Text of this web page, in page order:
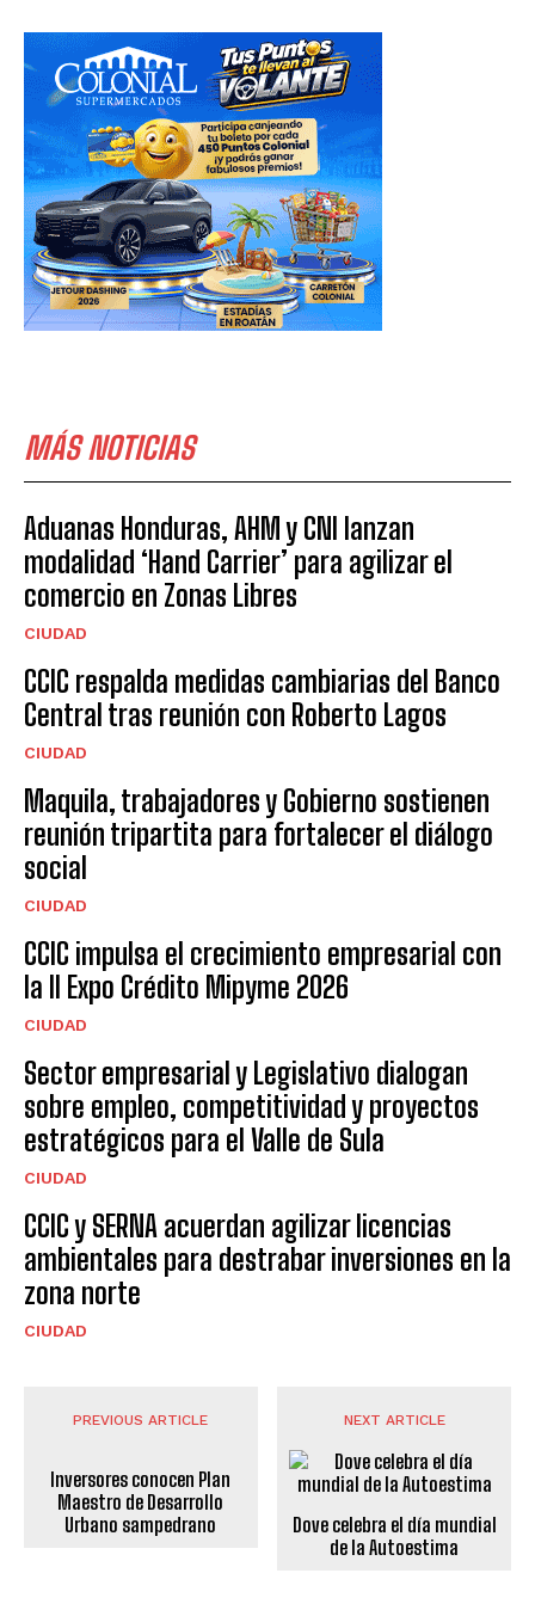
MÁS NOTICIAS
Aduanas Honduras, AHM y CNI lanzan
modalidad ‘Hand Carrier’ para agilizar el
comercio en Zonas Libres
CIUDAD
CCIC respalda medidas cambiarias del Banco
Central tras reunión con Roberto Lagos
CIUDAD
Maquila, trabajadores y Gobierno sostienen
reunión tripartita para fortalecer el diálogo
social
CIUDAD
CCIC impulsa el crecimiento empresarial con
la II Expo Crédito Mipyme 2026
CIUDAD
Sector empresarial y Legislativo dialogan
sobre empleo, competitividad y proyectos
estratégicos para el Valle de Sula
CIUDAD
CCIC y SERNA acuerdan agilizar licencias
ambientales para destrabar inversiones en la
zona norte
CIUDAD
PREVIOUS ARTICLE
Inversores conocen Plan
Maestro de Desarrollo
Urbano sampedrano
NEXT ARTICLE
Dove celebra el día mundial
de la Autoestima